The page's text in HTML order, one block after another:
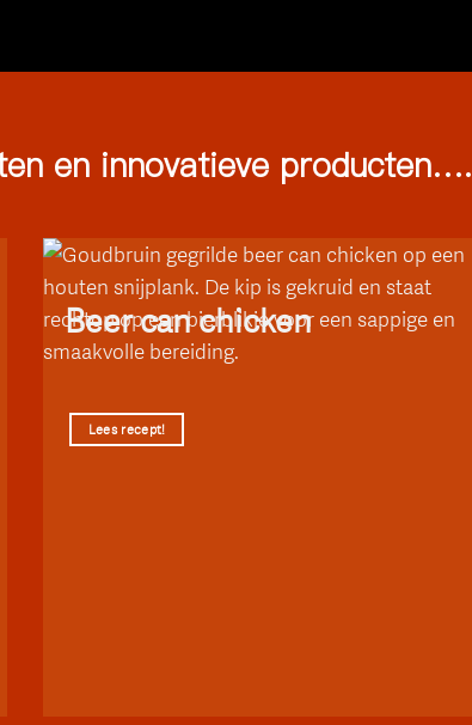
en innovatieve producten….
Beer can chicken
Lees recept!